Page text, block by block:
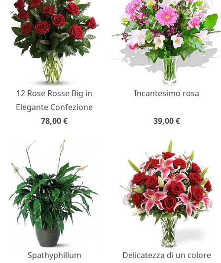
12 Rose Rosse Big in
Elegante Confezione
78,00€
Incantesimo rosa
39,00€
Spathyphillum
Delicatezza di un colore